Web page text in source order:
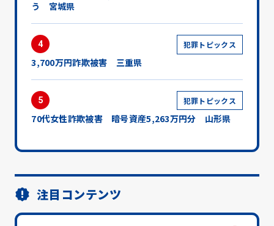
う 宮城県
4 犯罪トピックス
3,700万円詐欺被害 三重県
5 犯罪トピックス
70代女性詐欺被害 暗号資産5,263万円分 山形県
注目コンテンツ